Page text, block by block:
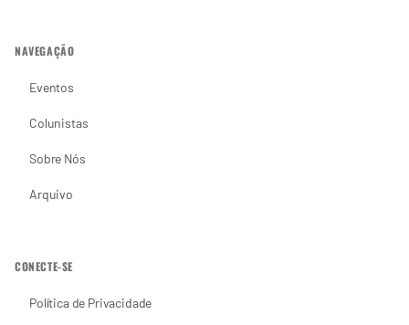
NAVEGAÇÃO
Eventos
Colunistas
Sobre Nós
Arquivo
CONECTE-SE
Política de Privacidade